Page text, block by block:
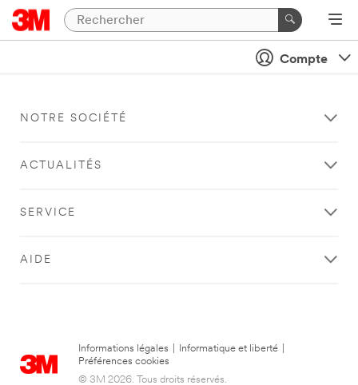
Compte
NOTRE SOCIÉTÉ
ACTUALITÉS
SERVICE
AIDE
Informations légales Informatique et liberté
Préférences cookies
© 3M 2026. Tous droits réservés.